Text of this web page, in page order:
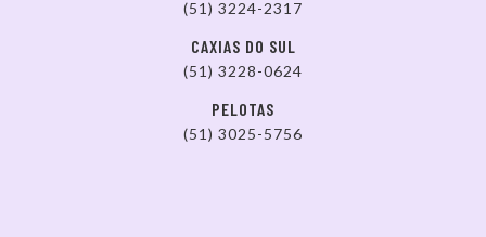
(51) 3224-2317
CAXIAS DO SUL
(51) 3228-0624
PELOTAS
(51) 3025-5756